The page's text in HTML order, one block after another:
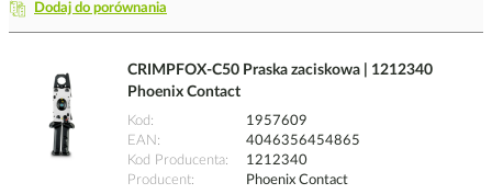
Dodaj do porównania
CRIMPFOX-C50 Praska zaciskowa | 1212340
Phoenix Contact
Kod
1957609
EAN
4046356454865
Kod Producenta
1212340
Producent
Phoenix Contact